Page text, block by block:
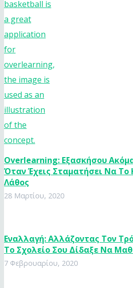
Overlearning: Εξασκήσου
Όταν Έχεις Σταματήσει Να Το
Λάθος
28 Μαρτίου, 2020
Εναλλαγή: Αλλάζοντας Τον
Το Σχολείο Σου Δίδαξε Να
7 Φεβρουαρίου, 2020